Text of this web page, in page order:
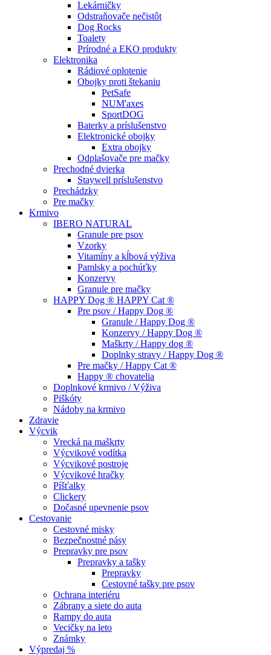
Lekárničky
Odstraňovače nečistôt
Dog Rocks
Toalety
Prírodné a EKO produkty
Elektronika
Rádiové oplotenie
Obojky proti štekaniu
PetSafe
NUM'axes
SportDOG
Baterky a príslušenstvo
Elektronické obojky
Extra obojky
Odplašovače pre mačky
Prechodné dvierka
Staywell príslušenstvo
Prechádzky
Pre mačky
Krmivo
IBERO NATURAL
Granule pre psov
Vzorky
Vitamíny a kĺbová výživa
Pamlsky a pochúťky
Konzervy
Granule pre mačky
HAPPY Dog ® HAPPY Cat ®
Pre psov / Happy Dog ®
Granule / Happy Dog ®
Konzervy / Happy Dog ®
Maškrty / Happy dog ®
Doplnky stravy / Happy Dog ®
Pre mačky / Happy Cat ®
Happy ® chovatelia
Doplnkové krmivo / Výživa
Piškóty
Nádoby na krmivo
Zdravie
Výcvik
Vrecká na maškrty
Výcvikové vodítka
Výcvikové postroje
Výcvikové hračky
Píšťalky
Clickery
Dočasné upevnenie psov
Cestovanie
Cestovné misky
Bezpečnostné pásy
Prepravky pre psov
Prepravky a tašky
Prepravky
Cestovné tašky pre psov
Ochrana interiéru
Zábrany a siete do auta
Rampy do auta
Vecičky na leto
Známky
Výpredaj %